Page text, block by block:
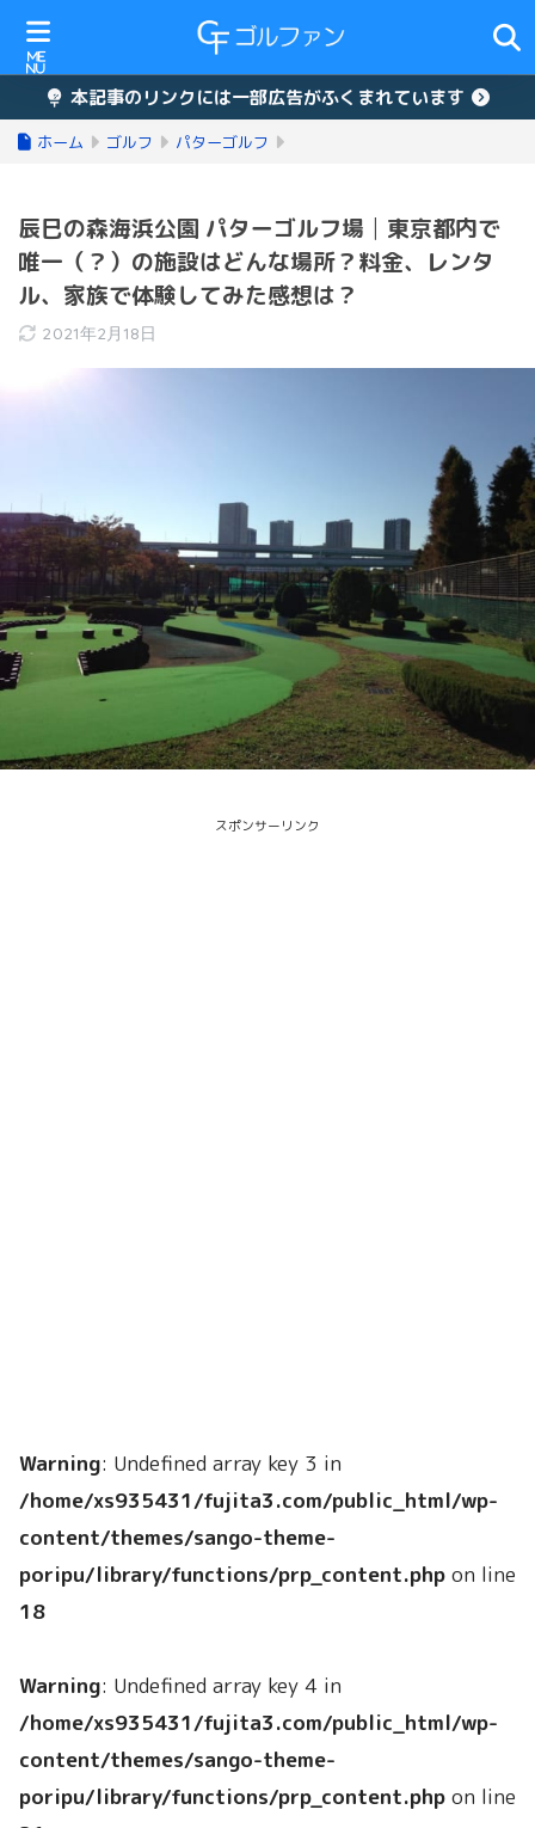
本記事のリンクには一部広告がふくまれています
ホーム ゴルフ パターゴルフ
辰巳の森海浜公園 パターゴルフ場│東京都内で
唯一（？）の施設はどんな場所？料金、レンタ
ル、家族で体験してみた感想は？
2021年2月18日
スポンサーリンク
Warning: Undefined array key 3 in
/home/xs935431/fujita3.com/public_html/wp-
content/themes/sango-theme-
poripu/library/functions/prp_content.php on line
18
Warning: Undefined array key 4 in
/home/xs935431/fujita3.com/public_html/wp-
content/themes/sango-theme-
poripu/library/functions/prp_content.php on line